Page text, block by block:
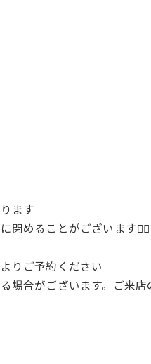
ます
閉めることがございます🙇‍♂️
りご予約ください
場合がございます。ご来店